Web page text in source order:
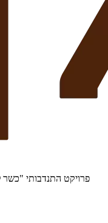
פרויקט התנדבותי "כשר